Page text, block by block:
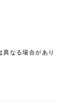
なる場合があり